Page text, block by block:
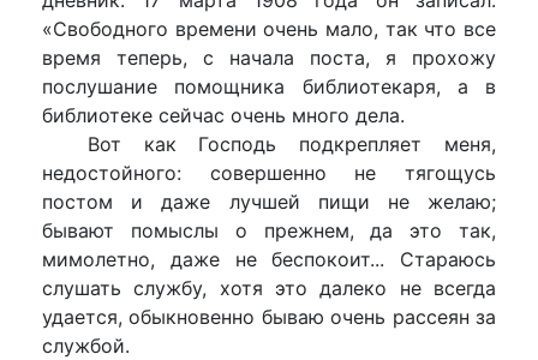
«Свободного времени очень мало, так что все
время теперь, с начала поста, я прохожу
послушание помощника библиотекаря, а в
библиотеке сейчас очень много дела.
Вот как Господь подкрепляет меня,
недостойного: совершенно не тягощусь
постом и даже лучшей пищи не желаю;
бывают помыслы о прежнем, да это так,
мимолетно, даже не беспокоит... Стараюсь
слушать службу, хотя это далеко не всегда
удается, обыкновенно бываю очень рассеян за
службой.